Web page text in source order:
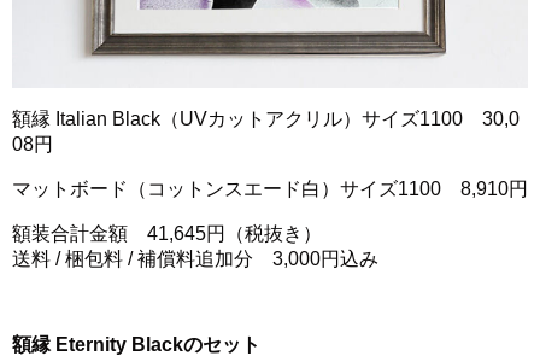
額縁 Italian Black（UVカットアクリル）サイズ1100 30,0
08円
マットボード（コットンスエード白）サイズ1100 8,910円
額装合計金額 41,645円（税抜き）
送料 / 梱包料 / 補償料追加分 3,000円込み
額縁 Eternity Blackのセット